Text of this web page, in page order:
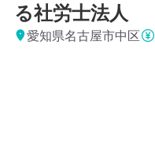
る社労士法人
愛知県名古屋市中区